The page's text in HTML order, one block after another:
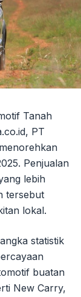
Tanah
PT
Penjualan
lebih
tersebut
lokal.
statistik
buatan
New Carry,